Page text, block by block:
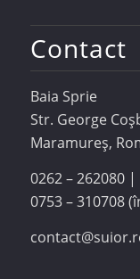
Contact
Baia Sprie
Str. George
Maramureş,
0262 – 262080 |
0753 – 310708